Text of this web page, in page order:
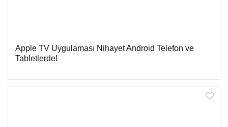
Apple TV Uygulaması Nihayet Android Telefon ve
Tabletlerde!